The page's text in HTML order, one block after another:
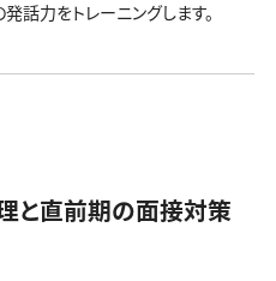
話力をトレーニングします。
と直前期の面接対策